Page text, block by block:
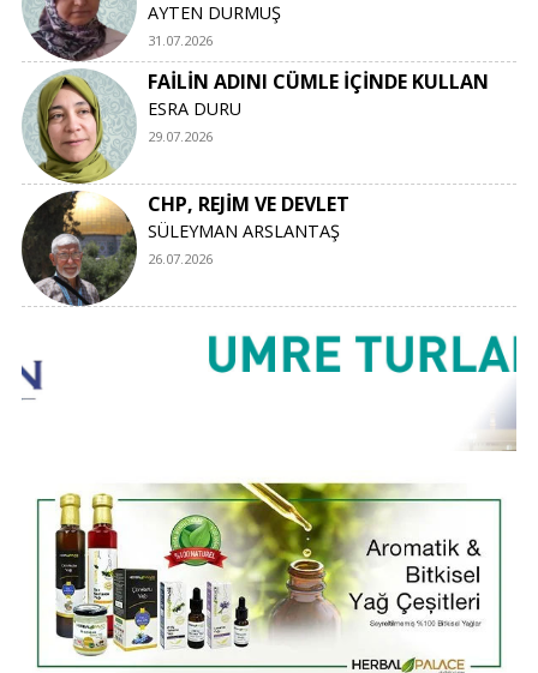
AYTEN DURMUŞ
31.07.2026
FAİLİN ADINI CÜMLE İÇİNDE KULLAN
ESRA DURU
29.07.2026
CHP, REJİM VE DEVLET
SÜLEYMAN ARSLANTAŞ
26.07.2026